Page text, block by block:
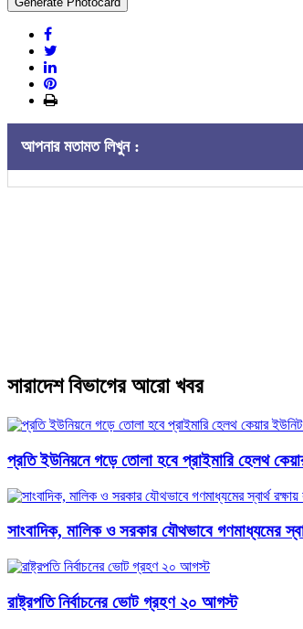
আপনার মতামত লিখুন :
সারাদেশ বিভাগের আরো খবর
প্রতি ইউনিয়নে গড়ে তোলা হবে প্রাইমারি হেলথ
সাংবাদিক, মালিক ও সরকার যৌথভাবে গণমাধ্যমের
রাষ্ট্রপতি নির্বাচনের ভোট গ্রহণ ২০ আগস্ট